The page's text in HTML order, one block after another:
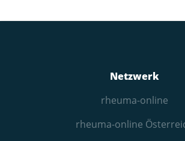
Netzwerk
rheuma-online
rheuma-online